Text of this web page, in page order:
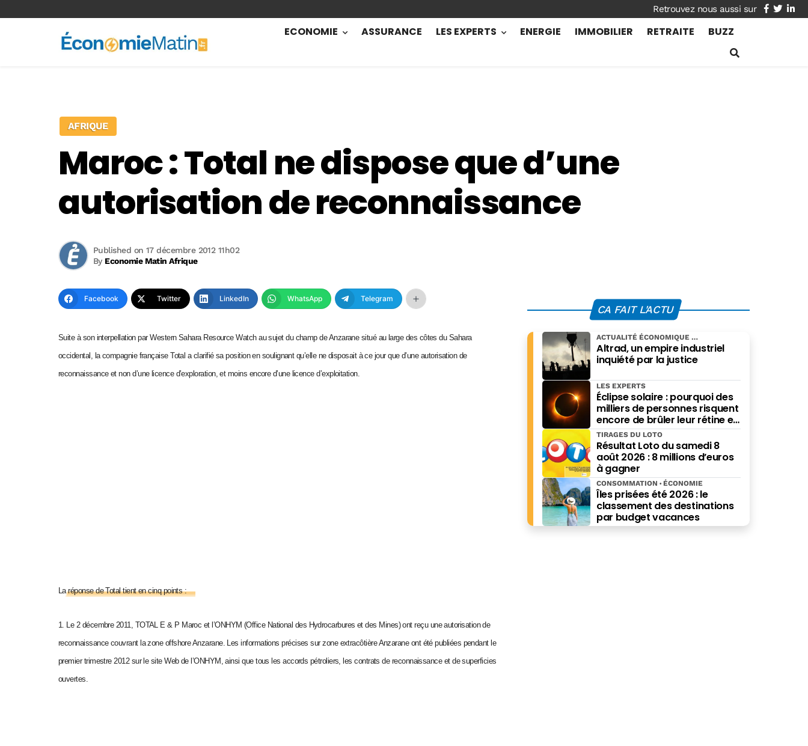
facebook
twitter
ECONOMIE ASSURANCE LES EXPERTS ENERGIE IMMOBILIER RETRAITE BUZZ
AFRIQUE
Maroc : Total ne dispose que d’une
autorisation de reconnaissance
By Economie Matin Afrique
Published on 17 décembre 2012 11h02
Facebook Twitter LinkedIn WhatsApp Telegram
Suite à son interpellation par Western Sahara Resource Watch au sujet du champ de Anzarane situé au large des côtes du Sahara
occidental, la compagnie française Total a clarifié sa position en soulignant qu’elle ne disposait à ce jour que d’une autorisation de
reconnaissance et non d’une licence d’exploration, et moins encore d’une licence d’exploitation.
La réponse de Total tient en cinq points :
1. Le 2 décembre 2011, TOTAL E & P Maroc et l’ONHYM (Office National des Hydrocarbures et des Mines) ont reçu une autorisation de
reconnaissance couvrant la zone offshore Anzarane. Les informations précises sur zone extracôtière Anzarane ont été publiées pendant le
premier trimestre 2012 sur le site Web de l’ONHYM, ainsi que tous les accords pétroliers, les contrats de reconnaissance et de superficies
ouvertes.
CA FAIT L'ACTU
Altrad, un empire industriel
inquiété par la justice
ACTUALITÉ ÉCONOMIQUE
Éclipse solaire : pourquoi des
milliers de personnes risquent
encore de brûler leur rétine en
pensant bien faire
LES EXPERTS
Résultat Loto du samedi 8
août 2026 : 8 millions d’euros
à gagner
TIRAGES DU LOTO
Îles prisées été 2026 : le
classement des destinations
par budget vacances
CONSOMMATION ÉCONOMIE